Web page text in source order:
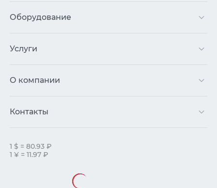
Оборудование
Услуги
О компании
Контакты
1 $ = 80.93 ₽
1 ¥ = 11.97 ₽